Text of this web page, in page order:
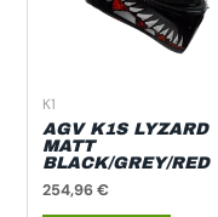
K1
AGV K1S LYZARD
MATT
BLACK/GREY/RED
254,96€
Opcije
se
na
stranici